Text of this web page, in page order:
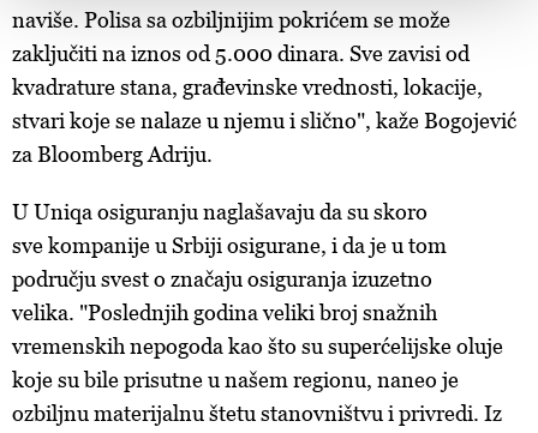
vašim pravima pročitajte u našojPolitici privatnosti
kolačićima i drugim sličnim tehnologijama uPolitici
kolačića.
Kolačiće u bilo kojem trenutku možete ponovno ažurirati
klikom na „Prikaži detalje“. Pristanak možete u bilo kojem
trenutku opozvati bez negativnih posledica.
naviše. Polisa sa ozbiljnijim pokrićem se može
zaključiti na iznos od 5.000 dinara. Sve zavisi od
kvadrature stana, građevinske vrednosti, lokacije,
stvari koje se nalaze u njemu i slično", kaže Bogojević
za Bloomberg Adriju.
U Uniqa osiguranju naglašavaju da su skoro
svekompanije u Srbiji osigurane, i da je u tom
području svest o značaju osiguranja izuzetno
velika. "Poslednjih godina veliki broj snažnih
vremenskih nepogoda kao što su superćelijske oluje
koje su bile prisutne u našem regionu, naneo je
ozbiljnu materijalnu štetu stanovništvu i privredi. Iz